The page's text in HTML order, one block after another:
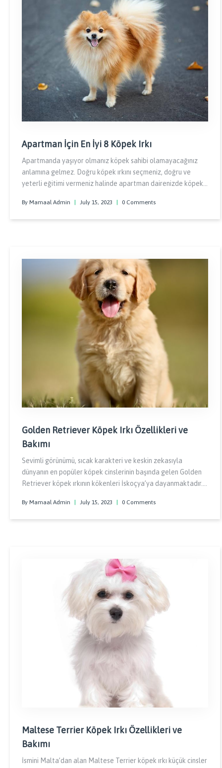
Apartman İçin En İyi 8 Köpek Irkı
Apartmanda yaşıyor olmanız köpek sahibi olamayacağınız
anlamına gelmez. Doğru köpek ırkını seçmeniz, doğru ve
yeterli eğitimi vermeniz halinde apartman dairenizde köpek
bahsetmiyorum.
By Mamaal Admin July 15, 2023 0 Comments
Golden Retriever Köpek Irkı Özellikleri ve
Bakımı
Sevimli görünümü, sıcak karakteri ve keskin zekasıyla
dünyanın en popüler köpek cinslerinin başında gelen Golden
Retriever köpek ırkının kökenleri İskoçya’ya dayanmaktadır.
ırkların melezlenmesi ile elde edilen bu güzel ve iyi huylu
köpekler 1865 yılında ortaya çıkmıştır.
By Mamaal Admin July 15, 2023 0 Comments
Maltese Terrier Köpek Irkı Özellikleri ve
Bakımı
İsmini Malta’dan alan Maltese Terrier köpek ırkı küçük cinsler